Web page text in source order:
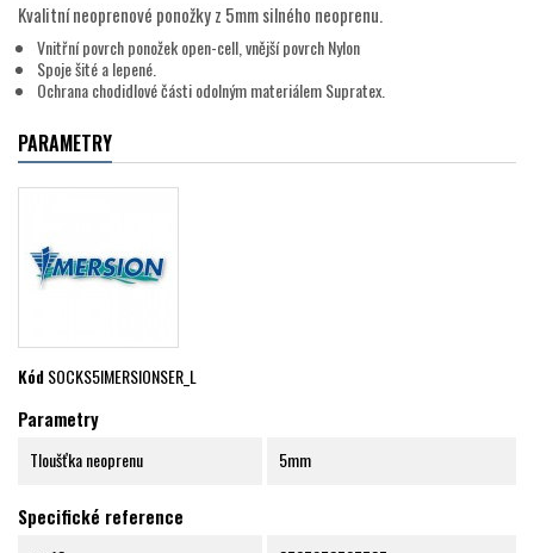
Kvalitní neoprenové ponožky z 5mm silného neoprenu.
Vnitřní povrch ponožek open-cell, vnější povrch Nylon
Spoje šité a lepené.
Ochrana chodidlové části odolným materiálem Supratex.
PARAMETRY
KódSOCKS5IMERSIONSER_L
Parametry
Tloušťka neoprenu 5mm
Specifické reference